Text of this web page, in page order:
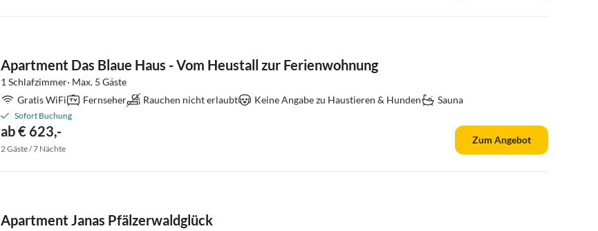
Apartment Das Blaue Haus - Vom Heustall zur Ferienwohnung
1 Schlafzimmer· Max. 5 Gäste
Gratis WiFi
Fernseher Rauchen nicht erlaubt Keine Angabe zu Haustieren & Hunden Sauna
Sofort Buchung
ab € 623,-
2 Gäste / 7 Nächte
Zum Angebot
Apartment Janas Pfälzerwaldglück